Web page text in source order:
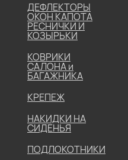
ДЕФЛЕКТОРЫ
ОКОН КАПОТА
РЕСНИЧКИ И
КОЗЫРЬКИ
КОВРИКИ
САЛОНА и
БАГАЖНИКА
КРЕПЕЖ
НАКИДКИ НА
СИДЕНЬЯ
ПОДЛОКОТНИКИ